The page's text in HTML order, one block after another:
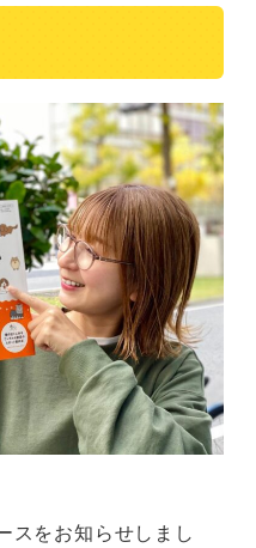
スをお知らせしまし